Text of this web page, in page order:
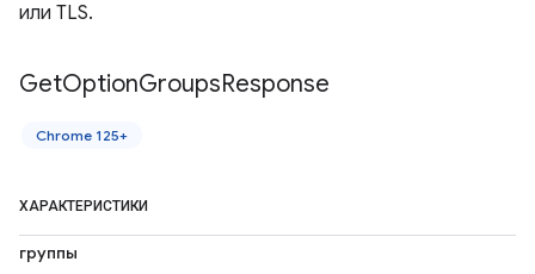
или TLS.
GetOptionGroupsResponse
Chrome 125+
ХАРАКТЕРИСТИКИ
группы